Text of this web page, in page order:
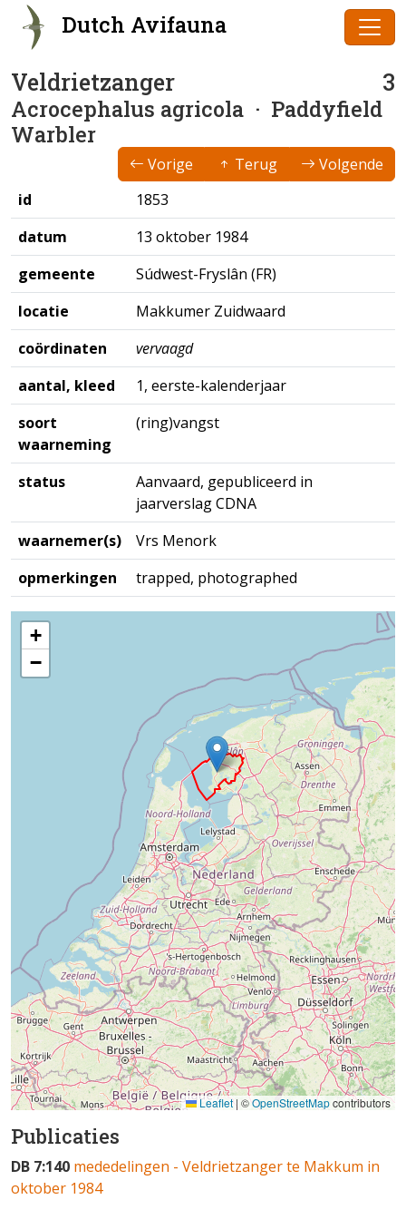
Dutch Avifauna
Veldrietzanger 3
Acrocephalus agricola · Paddyfield
Warbler
Vorige Terug
Volgende
id
1853
datum
13 oktober 1984
gemeente
Súdwest-Fryslân (FR)
locatie
Makkumer Zuidwaard
coördinaten
vervaagd
aantal, kleed
1, eerste-kalenderjaar
soort
waarneming
(ring)vangst
status
Aanvaard, gepubliceerd in
jaarverslag CDNA
waarnemer(s)
Vrs Menork
opmerkingen
trapped, photographed
+
−
Leaflet| ©OpenStreetMapcontributors
Publicaties
DB 7:140 mededelingen - Veldrietzanger te Makkum in
oktober 1984